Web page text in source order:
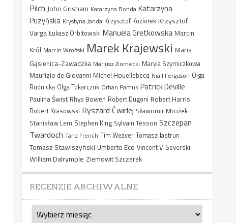
Pilch John Grisham Katarzyna Bonda Katarzyna
Puzyńska Krystyna Janda Krzysztof Koziołek Krzysztof
Varga Łukasz Orbitowski Manuela Gretkowska Marcin
Król Marcin Wroński Marek Krajewski Maria
Gąsienica-Zawadzka Mariusz Ziomecki Maryla Szymiczkowa
Maurizio de Giovanni Michel Houellebecq Niall Ferguson Olga
Rudnicka Olga Tokarczuk Orhan Pamuk Patrick Deville
Paulina Świst Rhys Bowen Robert Dugoni Robert Harris
Robert Krasowski Ryszard Ćwirlej Sławomir Mrożek
Stanisław Lem Stephen King Sylvain Tesson Szczepan
Twardoch Tana French Tim Weaver Tomasz Jastrun
Tomasz Stawiszyński Umberto Eco Vincent V. Severski
William Dalrymple Ziemowit Szczerek
RECENZJE ARCHIWALNE
Recenzje
archiwalne